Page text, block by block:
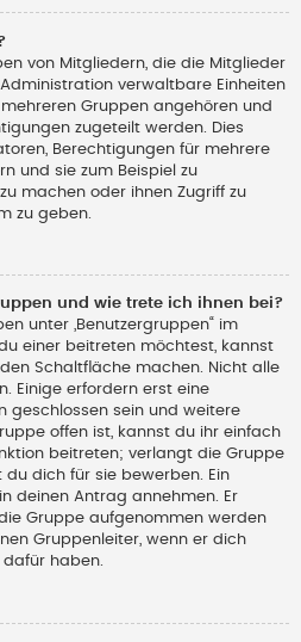
von Mitgliedern, die die Mitglieder
verwaltbare Einheiten
Gruppen angehören und
zugeteilt werden. Dies
Berechtigungen für mehrere
und sie zum Beispiel zu
machen oder ihnen Zugriff zu
zu geben.
und wie trete ich ihnen bei?
unter „Benutzergruppen“ im
einer beitreten möchtest, kannst
Schaltfläche machen. Nicht alle
Einige erfordern erst eine
geschlossen sein und weitere
offen ist, kannst du ihr einfach
beitreten; verlangt die Gruppe
du dich für sie bewerben. Ein
deinen Antrag annehmen. Er
Gruppe aufgenommen werden
Gruppenleiter, wenn er dich
haben.